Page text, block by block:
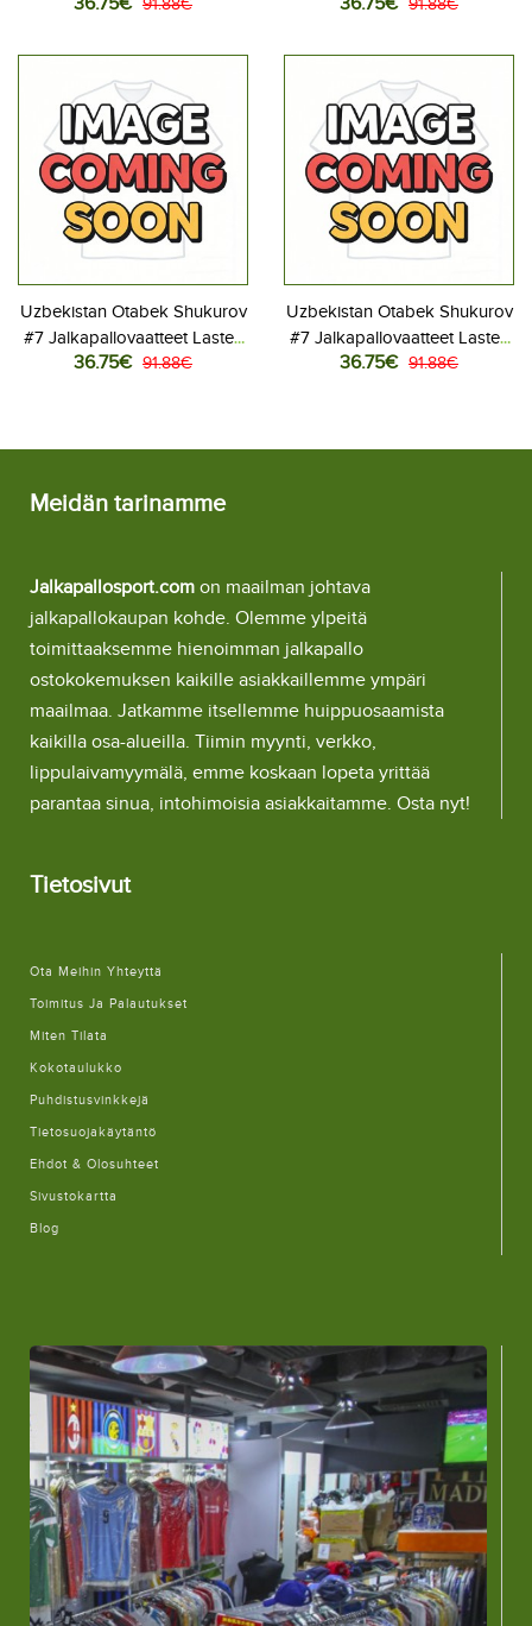
Jalkapallovaatteet Lasten
Lyhythihainen (+ Lyhyet
housut)
91.88€
Jalkapallovaatteet Lasten
Lyhythihainen (+ Lyhyet
housut)
91.88€
Uzbekistan Otabek Shukurov
#7 Jalkapallovaatteet Lasten
Kotipeliasu MM-kisat 2026
36.75€ 91.88€
Uzbekistan Otabek Shukurov
#7 Jalkapallovaatteet Lasten
Vieraspeliasu MM-kisat 2026
36.75€ 91.88€
Meidän tarinamme
Jalkapallosport.com on maailman johtava
jalkapallokaupan kohde. Olemme ylpeitä
toimittaaksemme hienoimman jalkapallo
ostokokemuksen kaikille asiakkaillemme ympäri
maailmaa. Jatkamme itsellemme huippuosaamista
kaikilla osa-alueilla. Tiimin myynti, verkko,
lippulaivamyymälä, emme koskaan lopeta yrittää
parantaa sinua, intohimoisia asiakkaitamme. Osta nyt!
Tietosivut
Ota Meihin Yhteyttä
Toimitus Ja Palautukset
Miten Tilata
Kokotaulukko
Puhdistusvinkkejä
Tietosuojakäytäntö
Ehdot & Olosuhteet
Sivustokartta
Blog